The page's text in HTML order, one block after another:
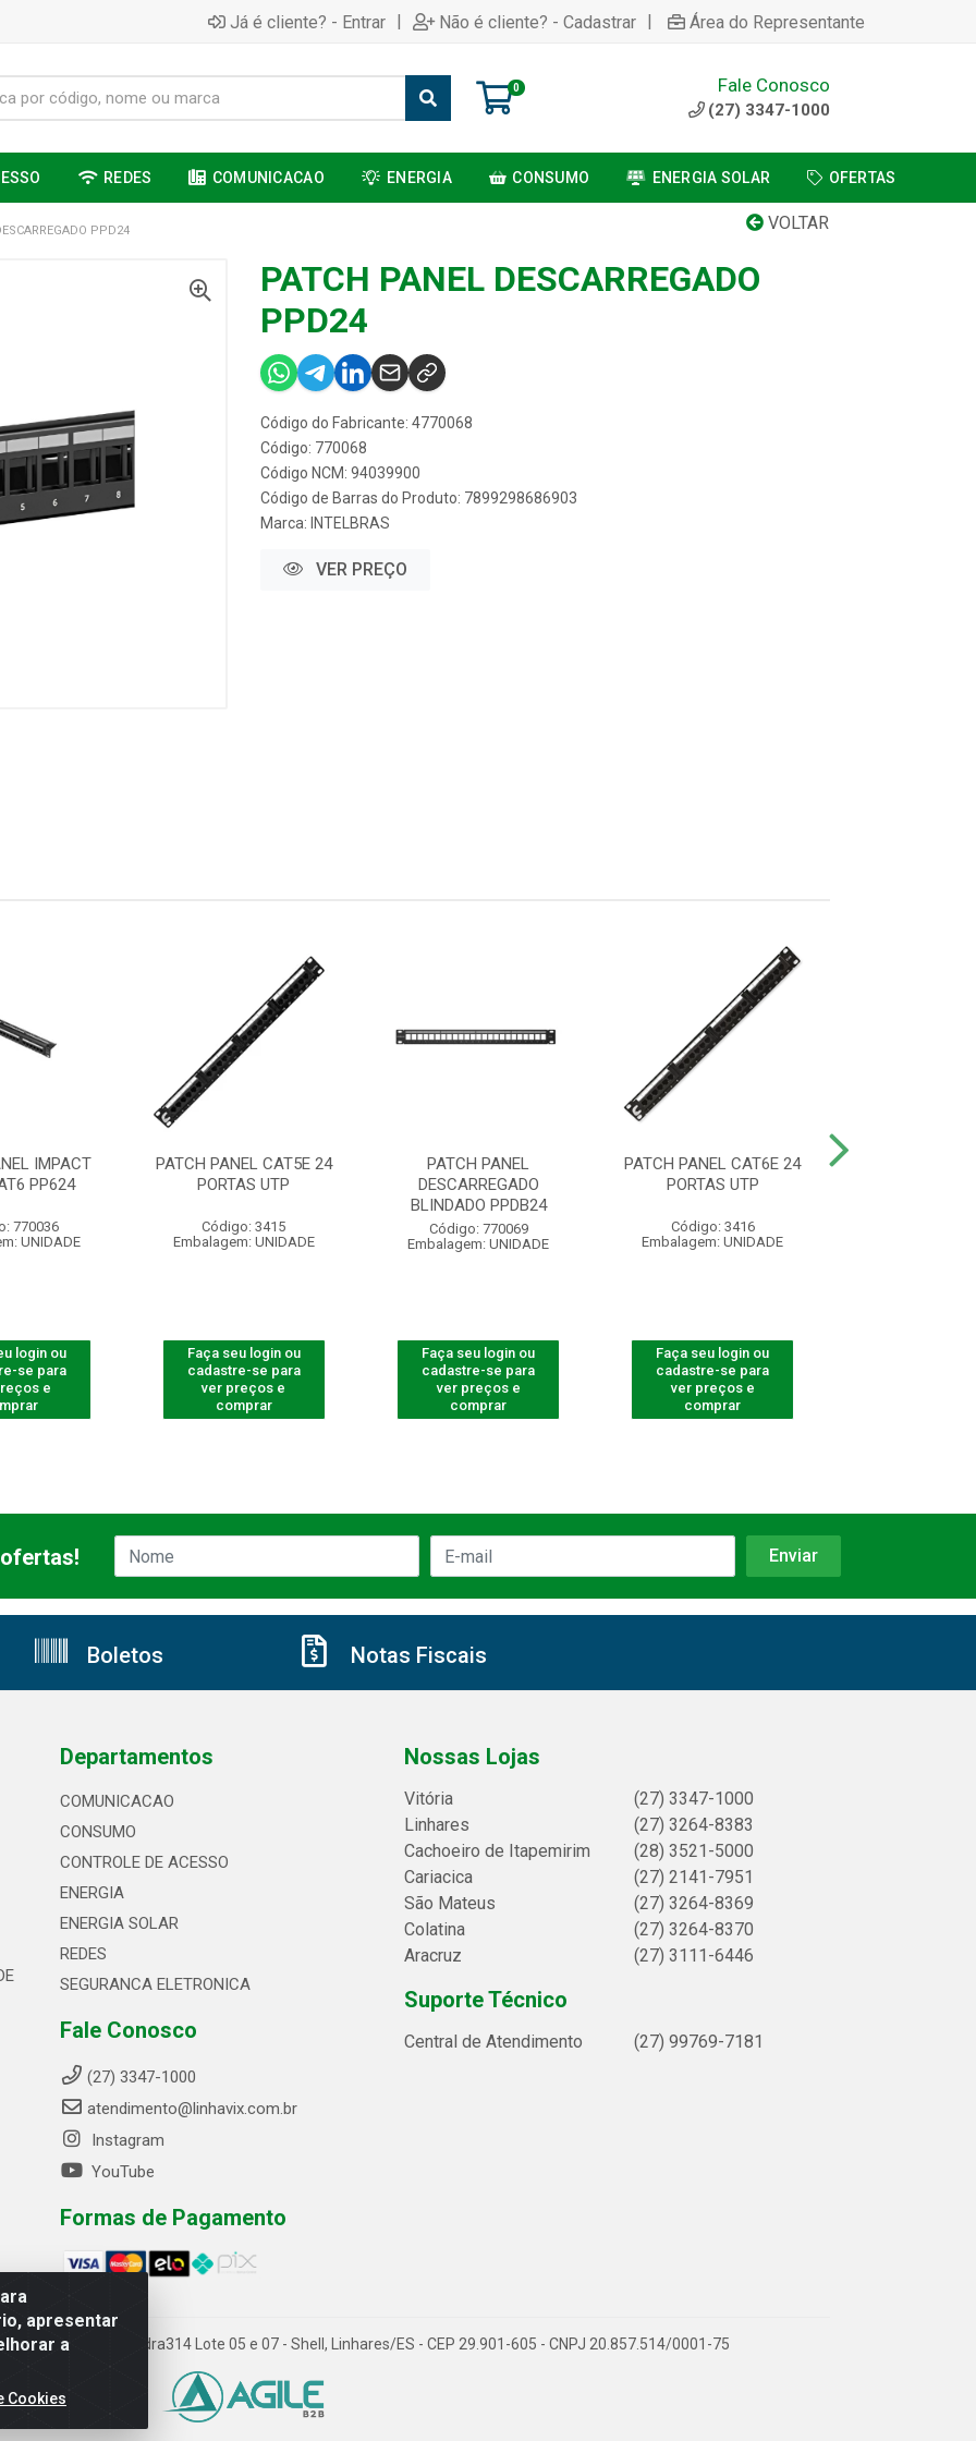
Já é cliente? - Entrar | Não é cliente? - Cadastrar | Área do Representante
0 Fale Conosco
(27) 3347-1000
REDES COMUNICACAO ENERGIA CONSUMO ENERGIA SOLAR OFERTAS
VOLTAR
PPD24
PATCH PANEL DESCARREGADO
PPD24
Código do Fabricante: 4770068
Código: 770068
Código NCM: 94039900
Código de Barras do Produto: 7899298686903
Marca: INTELBRAS
VER PREÇO
IMPACT
PP624
770036
UNIDADE
login ou
se para
e
PATCH PANEL CAT5E 24
PORTAS UTP
Código: 3415
Embalagem: UNIDADE
Faça seu login ou
cadastre-se para
ver preços e
comprar
PATCH PANEL
DESCARREGADO
BLINDADO PPDB24
Código: 770069
Embalagem: UNIDADE
Faça seu login ou
cadastre-se para
ver preços e
comprar
PATCH PANEL CAT6E 24
PORTAS UTP
Código: 3416
Embalagem: UNIDADE
Faça seu login ou
cadastre-se para
ver preços e
comprar
apresentar
a
Cookies
Boletos Notas Fiscais
Departamentos
COMUNICACAO
CONSUMO
CONTROLE DE ACESSO
ENERGIA
ENERGIA SOLAR
REDES
SEGURANCA ELETRONICA
Fale Conosco
(27) 3347-1000
atendimento@linhavix.com.br
Instagram
YouTube
Formas de Pagamento
Nossas Lojas
Vitória
(27) 3347-1000
Linhares
(27) 3264-8383
Cachoeiro de Itapemirim
(28) 3521-5000
Cariacica
(27) 2141-7951
São Mateus
(27) 3264-8369
Colatina
(27) 3264-8370
Aracruz
(27) 3111-6446
Suporte Técnico
Central de Atendimento (27) 99769-7181
Alegre, 2521 - Quadra314 Lote 05 e 07 - Shell, Linhares/ES - CEP 29.901-605 - CNPJ 20.857.514/0001-75